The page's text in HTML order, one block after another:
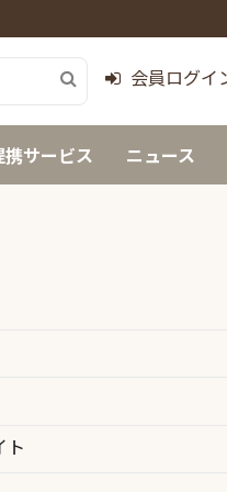
会員ログイ
携サービス ニュース
ト